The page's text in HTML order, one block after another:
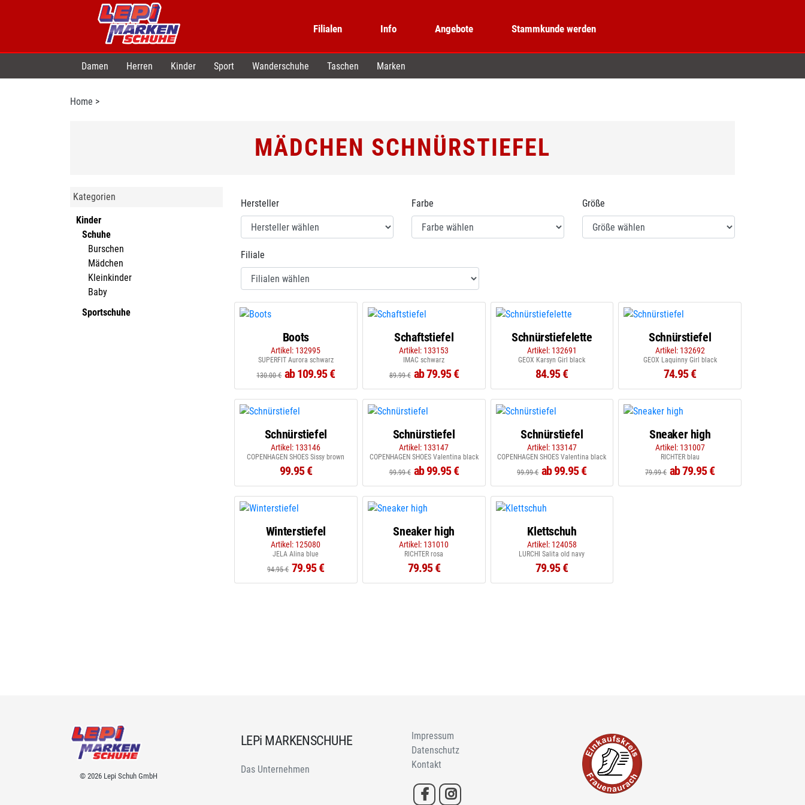
Filialen Info Angebote Stammkunde werden
Damen Herren Kinder Sport Wanderschuhe Taschen Marken
Home >
MÄDCHEN SCHNÜRSTIEFEL
Kategorien
Kinder
Schuhe
Burschen
Mädchen
Kleinkinder
Baby
Sportschuhe
Hersteller Farbe Größe
Filiale
Boots
Artikel: 132995
SUPERFIT Aurora schwarz
130.00 € ab 109.95 €
Schaftstiefel
Artikel: 133153
IMAC schwarz
89.99 € ab 79.95 €
Schnürstiefelette
Artikel: 132691
GEOX Karsyn Girl black
84.95 €
Schnürstiefel
Artikel: 132692
GEOX Laquinny Girl black
74.95 €
Schnürstiefel
Artikel: 133146
COPENHAGEN SHOES Sissy brown
99.95 €
Schnürstiefel
Artikel: 133147
COPENHAGEN SHOES Valentina black
99.99 € ab 99.95 €
Schnürstiefel
Artikel: 133147
COPENHAGEN SHOES Valentina black
99.99 € ab 99.95 €
Sneaker high
Artikel: 131007
RICHTER blau
79.99 € ab 79.95 €
Winterstiefel
Artikel: 125080
JELA Alina blue
94.95 € 79.95 €
Sneaker high
Artikel: 131010
RICHTER rosa
79.95 €
Klettschuh
Artikel: 124058
LURCHI Salita old navy
79.95 €
© 2026 Lepi Schuh GmbH
LEPi MARKENSCHUHE
Das Unternehmen
Impressum
Datenschutz
Kontakt